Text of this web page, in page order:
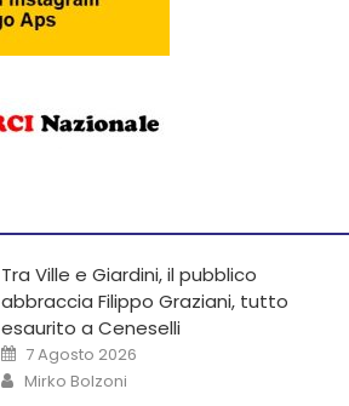
Tra Ville e Giardini, il pubblico
abbraccia Filippo Graziani, tutto
esaurito a Ceneselli
7 Agosto 2026
Mirko Bolzoni